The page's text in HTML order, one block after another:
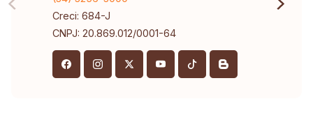
Creci: 684-J
CNPJ: 20.869.012/0001-64